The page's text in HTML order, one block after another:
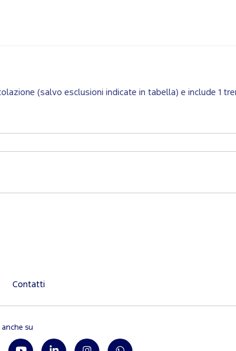
(salvo esclusioni indicate in tabella) e include 1
Contatti
anche su